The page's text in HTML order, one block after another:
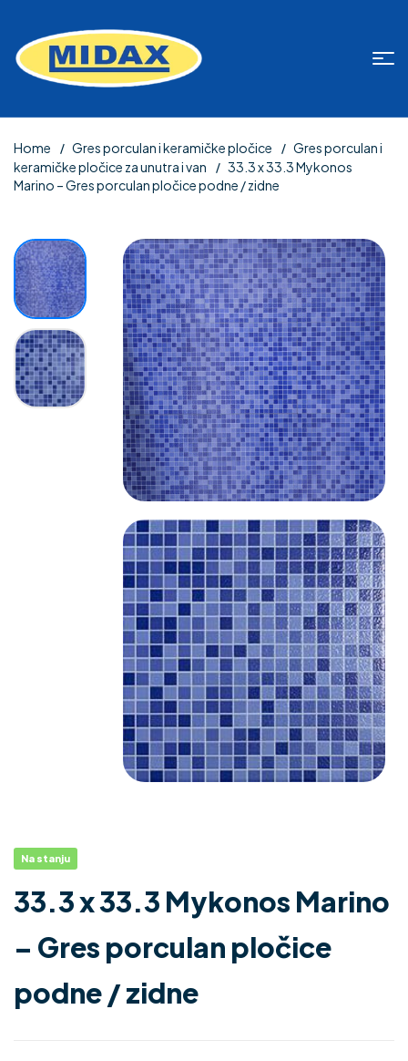
Home Gres porculan i keramičke pločice
Gres porculan i
keramičke pločice za unutra i van
33.3 x 33.3 Mykonos
Marino – Gres porculan pločice podne / zidne
Na stanju
33.3 x 33.3 Mykonos Marino
– Gres porculan pločice
podne / zidne